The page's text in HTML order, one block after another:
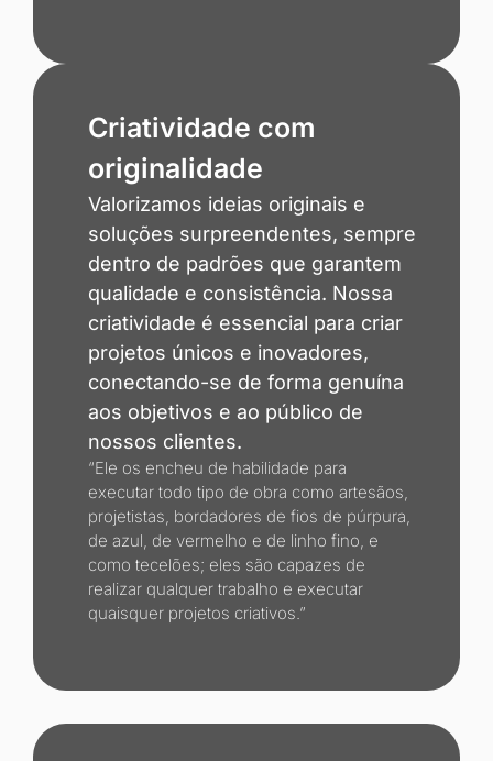
Criatividade com
originalidade
Valorizamos ideias originais e
soluções surpreendentes, sempre
dentro de padrões que garantem
qualidade e consistência. Nossa
criatividade é essencial para criar
projetos únicos e inovadores,
conectando-se de forma genuína
aos objetivos e ao público de
nossos clientes.
“Ele os encheu de habilidade para
executar todo tipo de obra como artesãos,
projetistas, bordadores de fios de púrpura,
de azul, de vermelho e de linho fino, e
como tecelões; eles são capazes de
realizar qualquer trabalho e executar
quaisquer projetos criativos.”